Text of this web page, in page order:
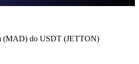
(MAD) do USDT (JETTON)